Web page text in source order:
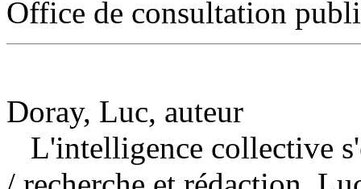
Office de consultation
Doray, Luc, auteur
L'intelligence collective